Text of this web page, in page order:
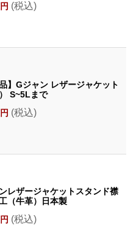
(税込)
品】Gジャン レザージャケット
） S~5Lまで
(税込)
レザージャケットスタンド襟
（牛革）日本製
(税込)